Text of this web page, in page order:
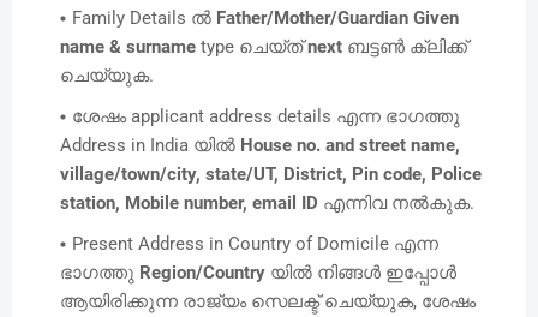
Family Details ൽ Father/Mother/Guardian Given
name & surname type ചെയ്ത്next ബട്ടൺ ക്ലിക്ക്
ചെയ്യുക.
ശേഷം applicant address details എന്ന ഭാഗത്തു
Address in India യിൽ House no. and street name,
village/town/city, state/UT, District, Pin code, Police
station, Mobile number, email ID എന്നിവ നൽകുക.
Present Address in Country of Domicile എന്ന
ഭാഗത്തു Region/Country യിൽ നിങ്ങൾ ഇപ്പോൾ
ആയിരിക്കുന്ന രാജ്യം സെലക്ട് ചെയ്യുക, ശേഷം